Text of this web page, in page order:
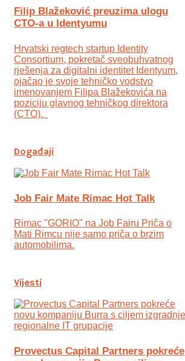
Filip Blažeković preuzima ulogu
CTO-a u Identyumu
Hrvatski regtech startup Identity
Consortium, pokretač sveobuhvatnog
rješenja za digitalni identitet Identyum,
ojаčao je svoje tehničko vodstvo
imenovanjem Filipa Blažekovića na
poziciju glavnog tehničkog direktora
(CTO).
Događaji
Job Fair Mate Rimac Hot Talk
Rimac "GORIO" na Job Fairu Priča o
Mati Rimcu nije samo priča o brzim
automobilima.
Vijesti
Provectus Capital Partners pokreće